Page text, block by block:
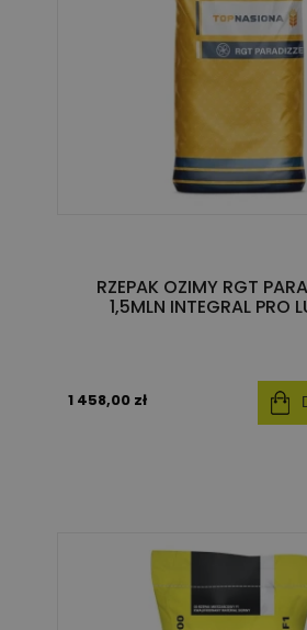
RZEPAK OZIMY RGT
1,5MLN INTEGRAL PRO
1 458,00 zł